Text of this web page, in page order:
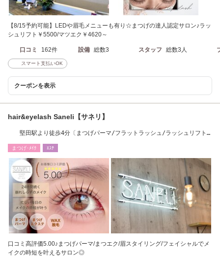
【8/15予約可能】LEDや眉毛メニューも有り☆まつげの達人認定サロン♪ラッ
シュリフト￥5500/マツエク￥4620～
口コミ 162件 設備 総数3 スタッフ 総数3人
スマート支払いOK
クーポンを表示
hair&eyelash Saneli【サネリ】
堅田駅より徒歩4分〔まつげパーマ/フラットラッシュ/ラッシュリフト/
まつげ･ﾒｲｸ ｴｽﾃ
口コミ高評価5.00♪まつげパーマ/まつエク/眉スタイリング/フェイシャルでメ
イクの時短を叶えるサロン◎